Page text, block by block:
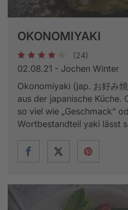
OKONOMIYAKI
1 2 3 4 (24)
02.08.21 - Jochen Winter
Okonomiyaki (jap. お好み
aus der japanische Küche.
so viel wie „Geschmack“
Wortbestandteil yaki lässt